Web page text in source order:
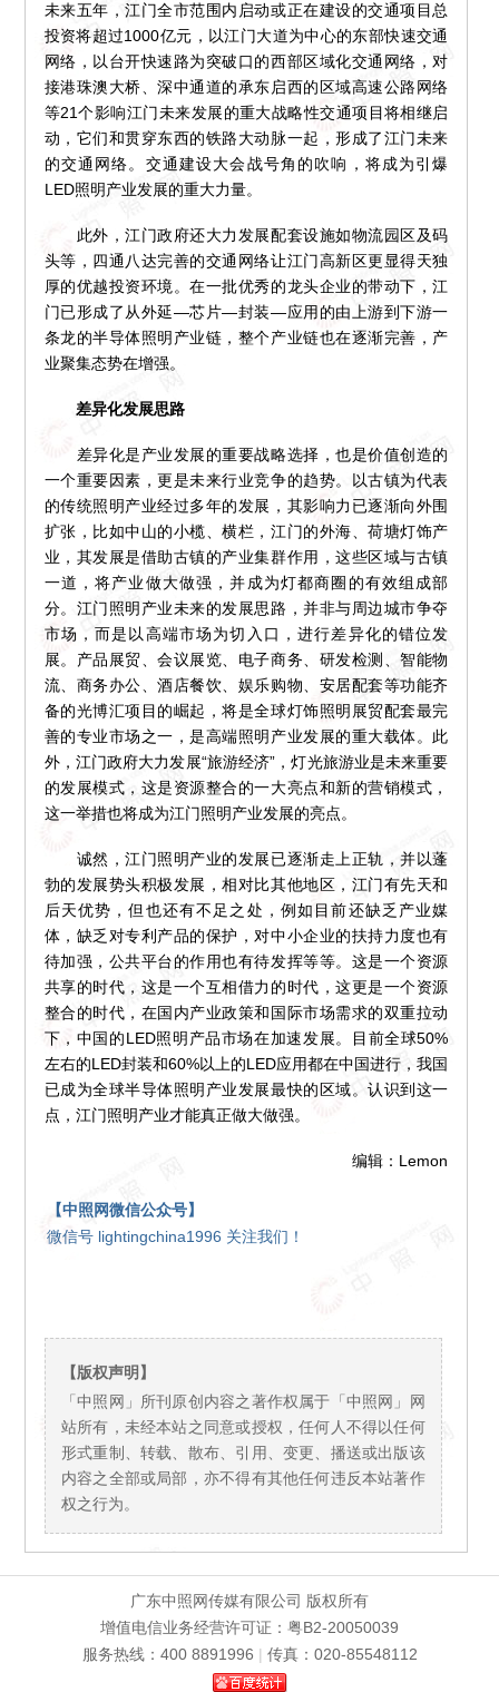
未来五年，江门全市范围内启动或正在建设的交通项目总
投资将超过1000亿元，以江门大道为中心的东部快速交通
网络，以台开快速路为突破口的西部区域化交通网络，对
接港珠澳大桥、深中通道的承东启西的区域高速公路网络
等21个影响江门未来发展的重大战略性交通项目将相继启
动，它们和贯穿东西的铁路大动脉一起，形成了江门未来
的交通网络。交通建设大会战号角的吹响，将成为引爆
LED照明产业发展的重大力量。
此外，江门政府还大力发展配套设施如物流园区及码
头等，四通八达完善的交通网络让江门高新区更显得天独
厚的优越投资环境。在一批优秀的龙头企业的带动下，江
门已形成了从外延―芯片―封装―应用的由上游到下游一
条龙的半导体照明产业链，整个产业链也在逐渐完善，产
业聚集态势在增强。
差异化发展思路
差异化是产业发展的重要战略选择，也是价值创造的
一个重要因素，更是未来行业竞争的趋势。以古镇为代表
的传统照明产业经过多年的发展，其影响力已逐渐向外围
扩张，比如中山的小榄、横栏，江门的外海、荷塘灯饰产
业，其发展是借助古镇的产业集群作用，这些区域与古镇
一道，将产业做大做强，并成为灯都商圈的有效组成部
分。江门照明产业未来的发展思路，并非与周边城市争夺
市场，而是以高端市场为切入口，进行差异化的错位发
展。产品展贸、会议展览、电子商务、研发检测、智能物
流、商务办公、酒店餐饮、娱乐购物、安居配套等功能齐
备的光博汇项目的崛起，将是全球灯饰照明展贸配套最完
善的专业市场之一，是高端照明产业发展的重大载体。此
外，江门政府大力发展“旅游经济”，灯光旅游业是未来重要
的发展模式，这是资源整合的一大亮点和新的营销模式，
这一举措也将成为江门照明产业发展的亮点。
诚然，江门照明产业的发展已逐渐走上正轨，并以蓬
勃的发展势头积极发展，相对比其他地区，江门有先天和
后天优势，但也还有不足之处，例如目前还缺乏产业媒
体，缺乏对专利产品的保护，对中小企业的扶持力度也有
待加强，公共平台的作用也有待发挥等等。这是一个资源
共享的时代，这是一个互相借力的时代，这更是一个资源
整合的时代，在国内产业政策和国际市场需求的双重拉动
下，中国的LED照明产品市场在加速发展。目前全球50%
左右的LED封装和60%以上的LED应用都在中国进行，我国
已成为全球半导体照明产业发展最快的区域。认识到这一
点，江门照明产业才能真正做大做强。
编辑：Lemon
【中照网微信公众号】
微信号 lightingchina1996 关注我们！
【版权声明】
「中照网」所刊原创内容之著作权属于「中照网」网
站所有，未经本站之同意或授权，任何人不得以任何
形式重制、转载、散布、引用、变更、播送或出版该
内容之全部或局部，亦不得有其他任何违反本站著作
权之行为。
广东中照网传媒有限公司 版权所有
增值电信业务经营许可证：粤B2-20050039
服务热线：400 8891996 | 传真：020-85548112